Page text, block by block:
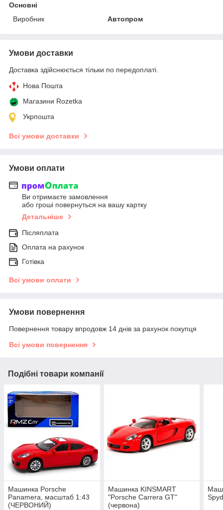
Основні
Виробник
Автопром
Умови доставки
Доставка здійснюється тільки по передоплаті.
Нова Пошта
Магазини Rozetka
Укрпошта
Всі умови доставки
Умови оплати
Ви отримаєте замовлення
або гроші повернуться на вашу картку
Детальніше
Післяплата
Оплата на рахунок
Готівка
Всі умови оплати
Умови повернення
Повернення товару впродовж 14 днів за рахунок покупця
Всі умови повернення
Подібні товари компанії
Машинка Porsche
Panamera, масштаб 1:43
(ЧЕРВОНИЙ)
Машинка KINSMART
"Porsche Carrera GT"
(червона)